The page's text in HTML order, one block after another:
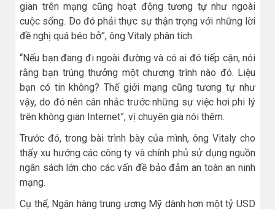
gian trên mạng cũng hoạt động tương tự như ngoài
cuộc sống. Do đó phải thực sự thận trọng với những lời
đề nghị quá béo bở”, ông Vitaly phân tích.
“Nếu bạn đang đi ngoài đường và có ai đó tiếp cận, nói
rằng bạn trúng thưởng một chương trình nào đó. Liệu
bạn có tin không? Thế giới mạng cũng tương tự như
vậy, do đó nên cân nhắc trước những sự việc hơi phi lý
trên không gian Internet”, vị chuyên gia nói thêm.
Trước đó, trong bài trình bày của mình, ông Vitaly cho
thấy xu hướng các công ty và chính phủ sử dụng nguồn
ngân sách lớn cho các vấn đề bảo đảm an toàn an ninh
mạng.
Cụ thể, Ngân hàng trung ương Mỹ dành hơn một tỷ USD